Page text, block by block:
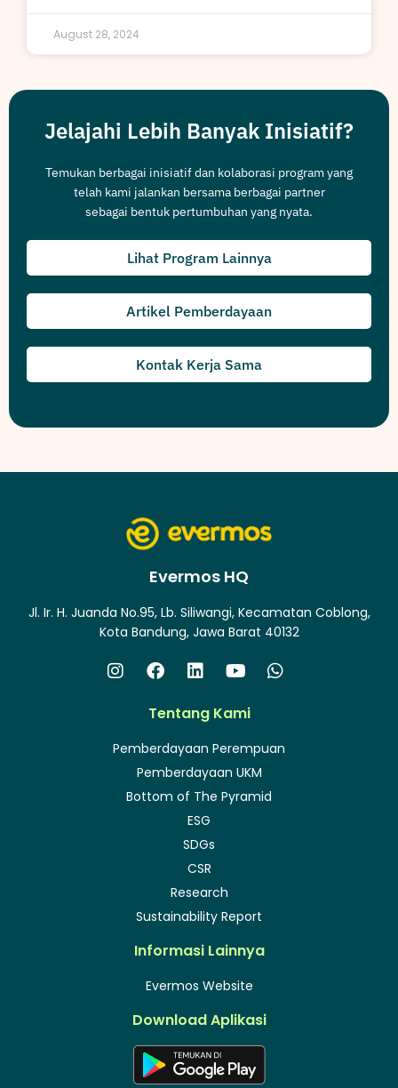
August 28, 2024
Jelajahi Lebih Banyak Inisiatif?
Temukan berbagai inisiatif dan kolaborasi program yang
telah kami jalankan bersama berbagai partner
sebagai bentuk pertumbuhan yang nyata.
Lihat Program Lainnya
Artikel Pemberdayaan
Kontak Kerja Sama
Evermos HQ
Jl. Ir. H. Juanda No.95, Lb. Siliwangi, Kecamatan Coblong,
Kota Bandung, Jawa Barat 40132
Tentang Kami
Pemberdayaan Perempuan
Pemberdayaan UKM
Bottom of The Pyramid
ESG
SDGs
CSR
Research
Sustainability Report
Informasi Lainnya
Evermos Website
Download Aplikasi